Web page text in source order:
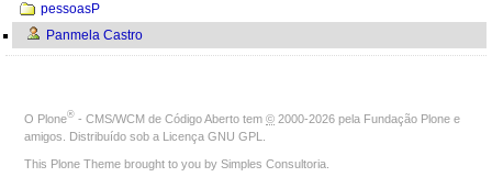
pessoasP
Panmela Castro
O Plone® - CMS/WCM de Código Aberto tem © 2000-2026 pela Fundação Plone e
amigos. Distribuído sob a Licença GNU GPL
This Plone Theme brought to you by Simples Consultoria